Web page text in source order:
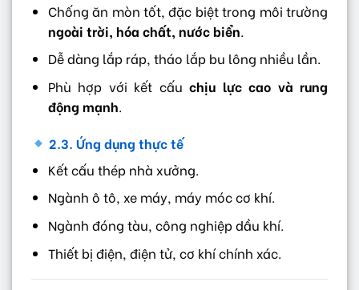
Chống ăn mòn tốt, đặc biệt trong môi trường
ngoài trời, hóa chất, nước biển.
Dễ dàng lắp ráp, tháo lắp bu lông nhiều lần.
Phù hợp với kết cấuchịu lực cao và rung
động mạnh.
2.3. Ứng dụng thực tế
Kết cấu thép nhà xưởng.
Ngành ô tô, xe máy, máy móc cơ khí.
Ngành đóng tàu, công nghiệp dầu khí.
Thiết bị điện, điện tử, cơ khí chính xác.